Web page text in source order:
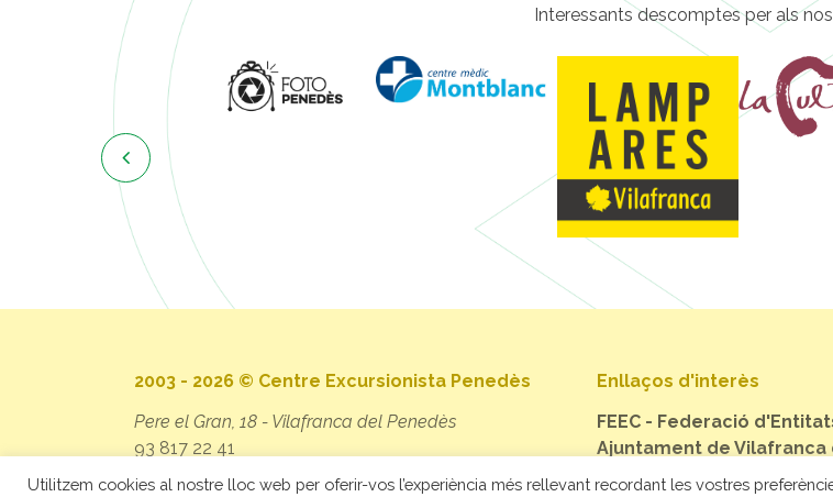
Interessants descomptes per als

2003 - 2026 © Centre Excursionista Penedès
Pere el Gran, 18 - Vilafranca del Penedès
93 817 22 41
secretaria@cep.cat
Enllaços d'interès
FEEC - Federació
Ajuntament de Vilafranca
Utilitzem cookies al nostre lloc web per oferir-vos l’experiència més rellevant recordant les vostres